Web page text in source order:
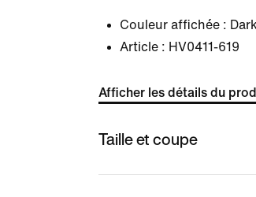
Couleur affichée :
Article : HV0411-619
Afficher les détails du
Taille et coupe